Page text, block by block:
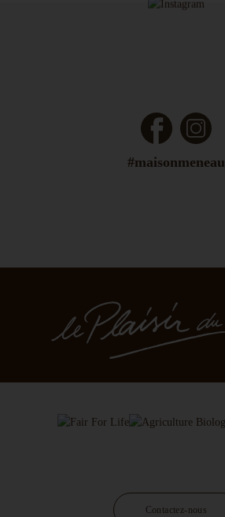
FacebookInstagram
#maisonmeneau
Contactez-nous